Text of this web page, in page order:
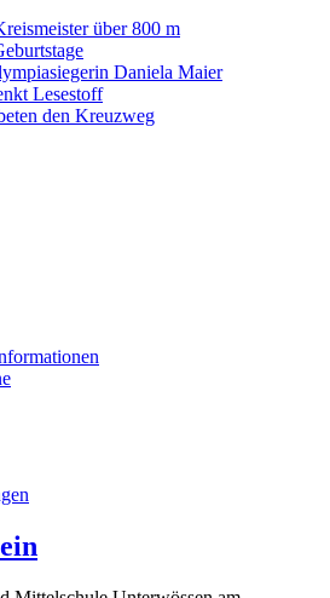
über 800 m
Daniela Maier
Lesestoff
den Kreuzweg